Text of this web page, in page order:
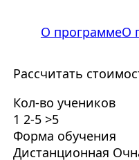
О программеО
Рассчитать
Кол-во учеников
1 2-5 >5
Форма обучения
Дистанционная